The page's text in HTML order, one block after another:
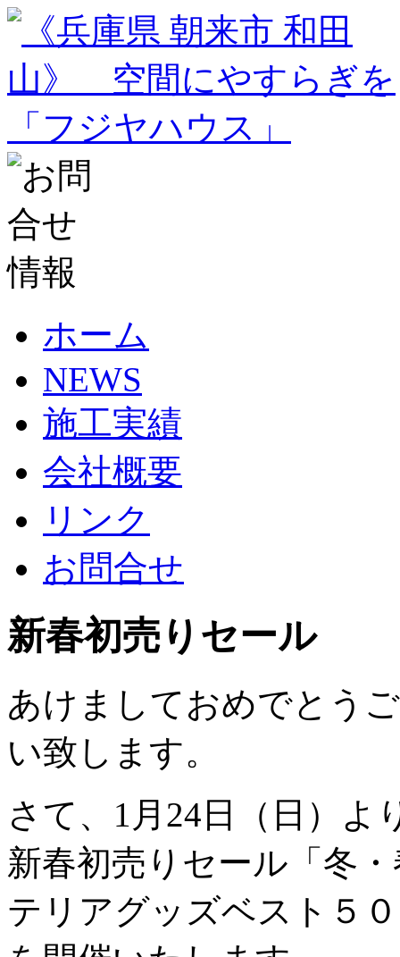
ホーム
NEWS
施工実績
会社概要
リンク
お問合せ
新春初売りセール
あけましておめでとう
い致します。
さて、1月24日（日）よ
新春初売りセール「冬
テリアグッズベスト５